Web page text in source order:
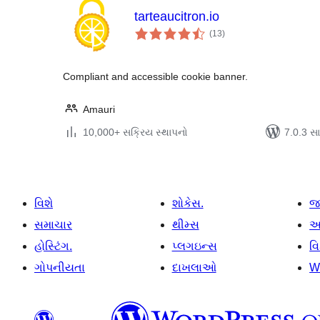
tarteaucitron.io
(13કુલ
રેટિંગ્સ
)
Compliant and accessible cookie banner.
Amauri
10,000+ સક્રિય સ્થાપનો
7.0.3
વિશે
સમાચાર
હોસ્ટિંગ.
ગોપનીયતા
શોકેસ.
થીમ્સ
પ્લગઇન્સ
દાખલાઓ